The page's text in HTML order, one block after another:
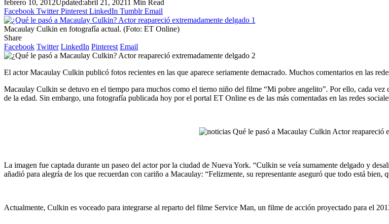
febrero 10, 2012Updated:abril 21, 20211 Min Read
Facebook Twitter Pinterest LinkedIn Tumblr Email
Macaulay Culkin en fotografía actual. (Foto: ET Online)
Share
Facebook Twitter LinkedIn Pinterest Email
El actor Macaulay Culkin publicó fotos recientes en las que aparece seriamente demacrado. Muchos comentarios en las
Macaulay Culkin se detuvo en el tiempo para muchos como el tierno niño del filme “Mi pobre angelito”. Por ello, cada
de la edad. Sin embargo, una fotografía publicada hoy por el portal ET Online es de las más comentadas en las redes
La imagen fue captada durante un paseo del actor por la ciudad de Nueva York. “Culkin se veía sumamente delgado y
añadió para alegría de los que recuerdan con cariño a Macaulay: “Felizmente, su representante aseguró que todo está bien,
Actualmente, Culkin es voceado para integrarse al reparto del filme Service Man, un filme de acción proyectado para el